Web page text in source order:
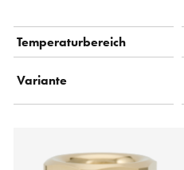
Temperaturbereich
Variante